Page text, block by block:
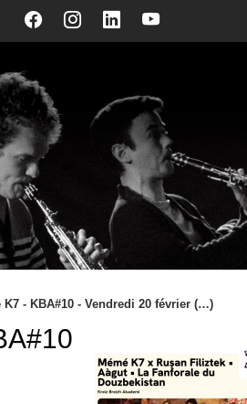
K7 - KBA#10 - Vendredi 20 février (…)